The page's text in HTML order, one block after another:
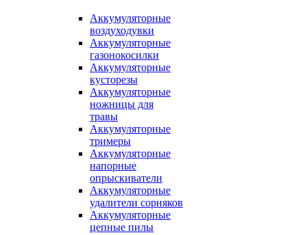
Аккумуляторные
воздуходувки
Аккумуляторные
газонокосилки
Аккумуляторные
кусторезы
Аккумуляторные
ножницы для
травы
Аккумуляторные
тримеры
Аккумуляторные
напорные
опрыскиватели
Аккумуляторные
удалители сорняков
Аккумуляторные
цепные пилы